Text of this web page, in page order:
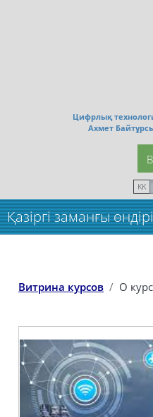
Цифрлық
Ахмет
KK
Қазіргі заманғы
жабдықтары_док
Витрина курсов О